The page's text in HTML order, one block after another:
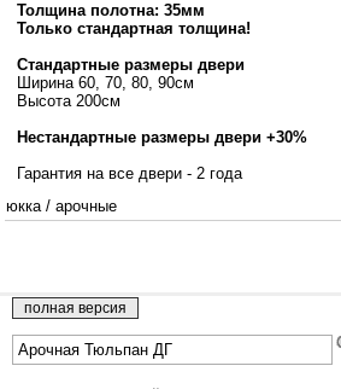
Толщина полотна: 35мм
Только стандартная толщина!
Стандартные размеры двери
Ширина 60, 70, 80, 90см
Высота 200см
Нестандартные размеры двери +30%
Гарантия на все двери - 2 года
юкка/ арочные